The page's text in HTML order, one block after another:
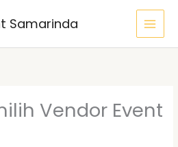
Samarinda
Vendor Event